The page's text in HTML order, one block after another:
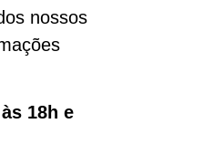
nossos
18h e